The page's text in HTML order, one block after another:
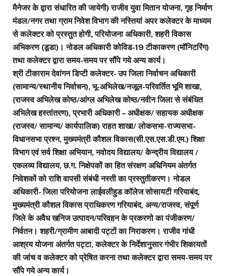
मैनेजर के द्वारा संधारित की जायेगी) राजीव युवा मितान योजना, गृह निर्माण
मंडल/नगर तथा ग्राम निवेश विभाग की नस्तियां अपर कलेक्टर के माध्यम
से कलेक्टर को प्रस्तुत होगी, परियोजना अधिकारी, शहरी विकास
अभिकरण (डूडा)। नोडल अधिकारी कोविड-19 टीकाकरण (मॉनिटरिंग)
तथा कलेक्टर द्वारा समय-समय पर सौंपे गये अन्य कार्य।
श्री टीकाराम देवांगन डिप्टी कलेक्टर- उप जिला निर्वाचन अधिकारी
(सामान्य/स्थानीय निर्वाचन), भू-अभिलेख/नजूल-परिवर्तित भूमि शाखा,
(राजस्व अभिलेख कोष्ठ/आंग्ल अभिलेख कोष्ठ/नवीन जिला से संबंधित
अभिलेख हस्तांतरण), प्रभारी अधिकारी – अधीक्षक/ सहायक अधीक्षक
(राजस्व/ सामान्य/ कार्यपालिक) राहत शाखा/ लोकसभा-राज्यसभा-
विधानसभा प्रश्न, मुख्यमंत्री कौशल विकास(सी.एस.एस.डी.एम.) शिक्षा
विभाग एवं सर्व शिक्षा अभियान, नवोदय विद्यालय/ केन्द्रीय विद्यालय /
एकलव्य विद्यालय, छ.ग. निक्षेपकों का हित संरक्षण अधिनियम अंतर्गत
निवेशकों को राशि वापसी संबंधी नस्ती का प्रस्तुतीकरण। नोडल
अधिकारी- जिला परियोजना लाईवलीहुड कॉलेज सोसायटी गरियाबंद,
मुख्यमंत्री कौशल विकास प्राधिकरण गरियाबंद, अन्य/राजस्व, संपूर्ण
जिले के अवैध खनिज उत्पादन/परिवहन के प्रकरणो का पंजीकरण/
निर्वतन। शहरी/ग्रामीण आबादी पट्टों का निराकरण। राजीव गांधी
आश्रय योजना अंतर्गत पट्टा, कलेक्टर के निर्देशानुसार गंभीर शिकायतों
की जांच व कलेक्टर को प्रेषित करना तथा कलेक्टर द्वारा समय-समय पर
सौंपे गये अन्य कार्य।